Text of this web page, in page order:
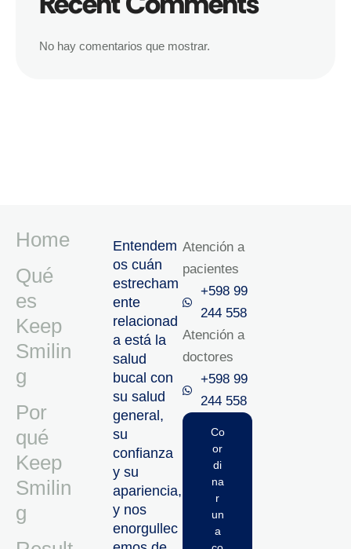
No hay comentarios que mostrar.
Home
Qué
es
Keep
Smilin
g
Por
qué
Keep
Smilin
g
Entendem
os cuán
estrecham
ente
relacionad
a está la
salud
bucal con
su salud
general,
su
confianza
y su
apariencia,
y nos
enorgullec
Atención a
pacientes
+598 99
244 558
Atención a
doctores
+598 99
244 558‬‬
Co
or
di
na
r
un
a